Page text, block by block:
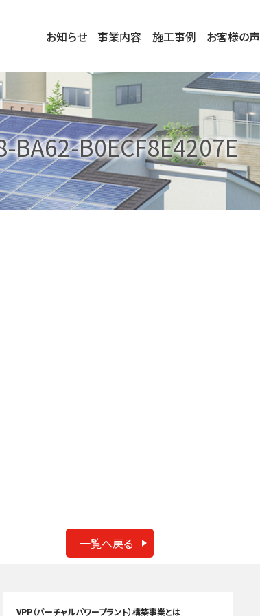
お知らせ 事業内容 施工事例 お客様の声
B0ECF8E4207E
一覧へ戻る
VPP（バーチャルパワープラント）構築事業とは